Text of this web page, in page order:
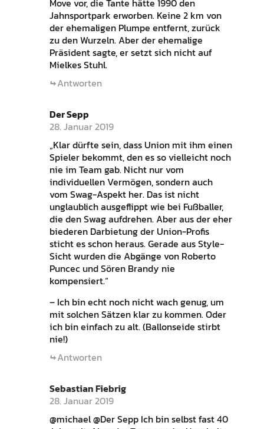
Jahnsportpark erworben. Keine 2 km von
der ehemaligen Plumpe entfernt, zurück
zu den Wurzeln. Aber der ehemalige
Präsident sagte, er setzt sich nicht auf
Mielkes Stuhl.
Antworten
Der Sepp
28. Januar 2019
„Klar dürfte sein, dass Union mit ihm einen
Spieler bekommt, den es so vielleicht noch
nie im Team gab. Nicht nur vom
individuellen Vermögen, sondern auch
vom Swag-Aspekt her. Das ist nicht
unglaublich ausgeflippt wie bei Fußballer,
die den Swag aufdrehen. Aber aus der eher
biederen Darbietung der Union-Profis
sticht es schon heraus. Gerade aus Style-
Sicht wurden die Abgänge von Roberto
Puncec und Sören Brandy nie
kompensiert.“
– Ich bin echt noch nicht wach genug, um
mit solchen Sätzen klar zu kommen. Oder
ich bin einfach zu alt. (Ballonseide stirbt
nie!)
Antworten
Sebastian Fiebrig
28. Januar 2019
@michael @Der Sepp Ich bin selbst fast 40